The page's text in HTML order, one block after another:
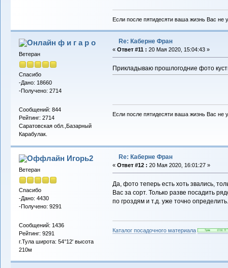
Если после пятидесяти ваша жизнь Вас не
ф и г а р о
Ветеран
Спасибо
-Дано: 18660
-Получено: 2714
Сообщений: 844
Рейтинг: 2714
Саратовская обл.,Базарный
Карабулак.
Re: Каберне Фран
« Ответ #11 : 20 Мая 2020, 15:04:43 »
Прикладываю прошлогодние фото
Если после пятидесяти ваша жизнь Вас не
Игорь2
Ветеран
Спасибо
-Дано: 4430
-Получено: 9291
Сообщений: 1436
Рейтинг: 9291
г.Тула широта: 54°12' высота
210м
Re: Каберне Фран
« Ответ #12 : 20 Мая 2020, 16:01:27 »
Да, фото теперь есть хоть звались,
Вас за сорт. Только разве посадить
по гроздям и т.д. уже точно определить.
Каталог посадочного материала